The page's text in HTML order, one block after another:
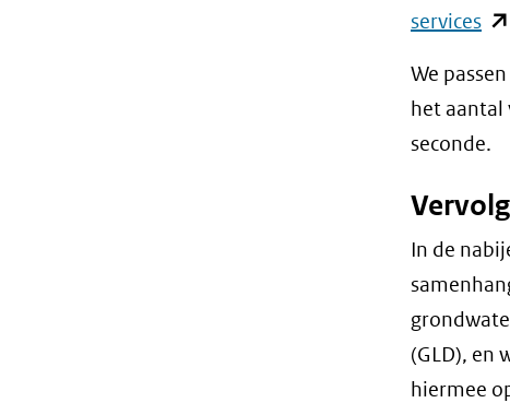
services
naar
We
het aantal
seconde.
Vervolg
In de
(GLD), en
hiermee